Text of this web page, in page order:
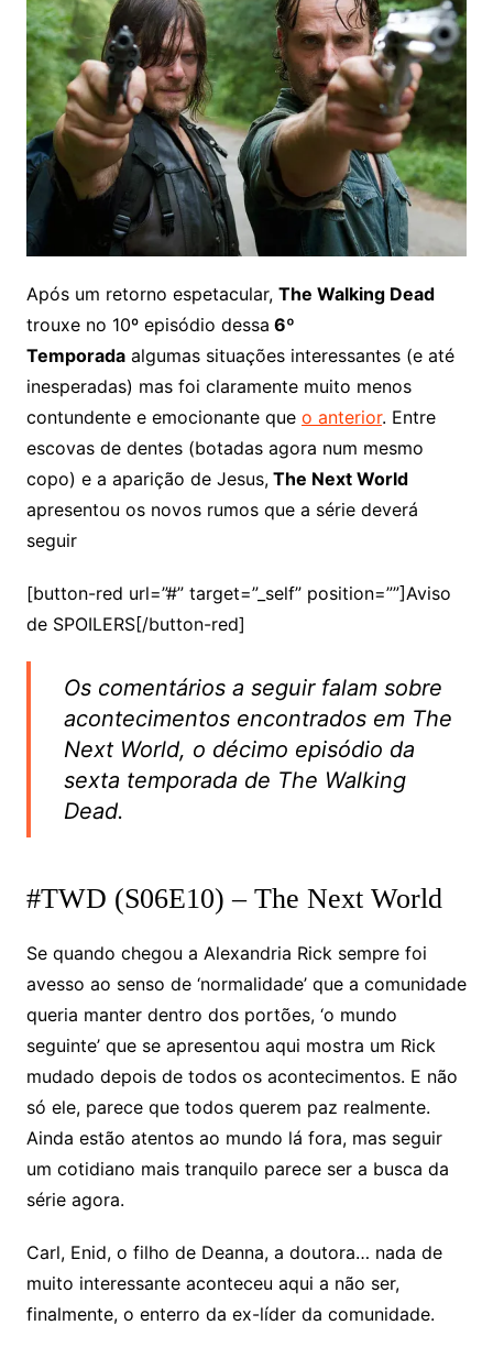
Após um retorno espetacular, The Walking Dead
trouxe no 10º episódio dessa 6º
Temporadaalgumas situações interessantes (e até
inesperadas) mas foi claramente muito menos
contundente e emocionante que o anterior. Entre
escovas de dentes (botadas agora num mesmo
copo) e a aparição de Jesus,The Next World
apresentou os novos rumos que a série deverá
seguir
[button-red url=”#” target=”_self” position=””]Aviso
de SPOILERS[/button-red]
Os comentários a seguir falam sobre
acontecimentos encontrados em The
Next World, o décimo episódio da
sexta temporada de The Walking
Dead.
#TWD (S06E10) – The Next World
Se quando chegou a Alexandria Rick sempre foi
avesso ao senso de ‘normalidade’ que a comunidade
queria manter dentro dos portões, ‘o mundo
seguinte’ que se apresentou aqui mostra um Rick
mudado depois de todos os acontecimentos. E não
só ele, parece que todos querem paz realmente.
Ainda estão atentos ao mundo lá fora, mas seguir
um cotidiano mais tranquilo parece ser a busca da
série agora.
Carl, Enid, o filho de Deanna, a doutora… nada de
muito interessante aconteceu aqui a não ser,
finalmente, o enterro da ex-líder da comunidade.